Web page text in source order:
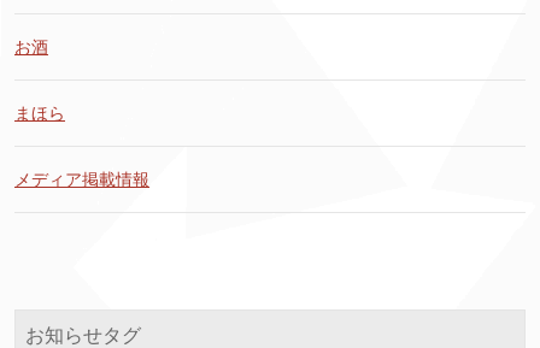
お酒
まほら
メディア掲載情報
お知らせタグ